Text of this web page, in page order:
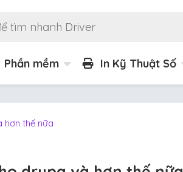
Phần mềm In Kỹ Thuật Số
hơn thế nữa